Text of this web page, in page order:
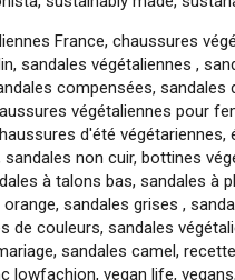
France, chaussures
sandales végétaliennes ,
compensées,
végétaliennes pour
d'été
non cuir, bottines
à talons bas, sandales à
sandales grises ,
de couleurs, sandales
sandales camel,
lowfachion, vegan life,